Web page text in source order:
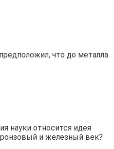
что до металла
науки относится идея
и железный век?